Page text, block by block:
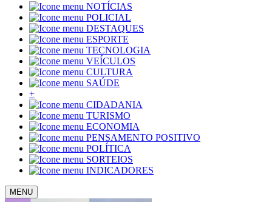
NOTÍCIAS
POLICIAL
DESTAQUES
ESPORTE
TECNOLOGIA
VEÍCULOS
CULTURA
SAÚDE
+
CIDADANIA
TURISMO
ECONOMIA
PENSAMENTO POSITIVO
POLÍTICA
SORTEIOS
INDICADORES
MENU